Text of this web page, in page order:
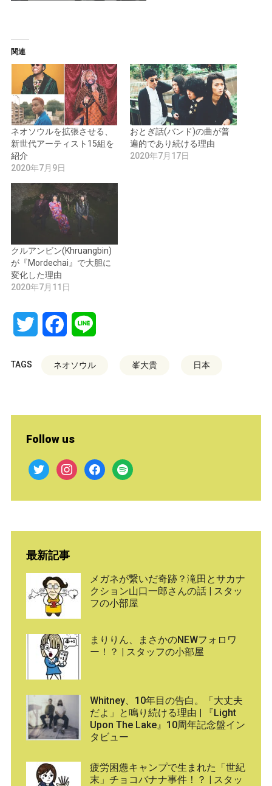
関連
ネオソウルを拡張させる、
新世代アーティスト15組を
紹介
2020年7月9日
おとぎ話(バンド)の曲が普
遍的であり続ける理由
2020年7月17日
クルアンビン(Khruangbin)
が『Mordechai』で大胆に
変化した理由
2020年7月11日
Twitter Facebook
TAGS ネオソウル 峯大貴 日本
Follow us
twitter instagramfacebook
spotify
最新記事
メガネが繋いだ奇跡？滝田とサカナ
クション山口一郎さんの話 | スタッ
フの小部屋
まりりん、まさかのNEWフォロワ
ー！？ | スタッフの小部屋
Whitney、10年目の告白。「大丈夫
だよ」と鳴り続ける理由 | 『Light
Upon The Lake』10周年記念盤イン
タビュー
疲労困憊キャンプで生まれた「世紀
末」チョコバナナ事件！？ | スタッ